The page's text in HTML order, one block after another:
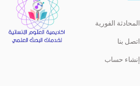
المحادثة الفورية
اتصل بنا
إنشاء حساب